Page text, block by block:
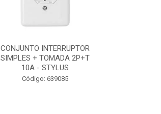
CONJUNTO INTERRUPTOR
SIMPLES + TOMADA 2P+T
10A - STYLUS
Código: 639085